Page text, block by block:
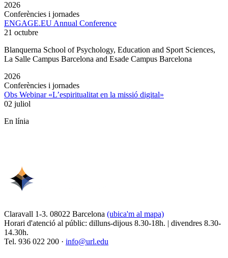
2026
Conferències i jornades
ENGAGE.EU Annual Conference
21 octubre
Blanquerna School of Psychology, Education and Sport Sciences,
La Salle Campus Barcelona and Esade Campus Barcelona
2026
Conferències i jornades
Obs Webinar «L’espiritualitat en la missió digital»
02 juliol
En línia
Claravall 1-3. 08022 Barcelona (ubica'm al mapa)
Horari d'atenció al públic: dilluns-dijous 8.30-18h. | divendres 8.30-
14.30h.
Tel. 936 022 200 · info@url.edu